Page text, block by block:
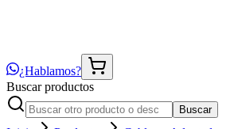
¿Hablamos?
Buscar productos
Buscar